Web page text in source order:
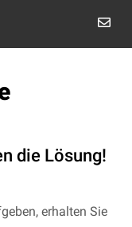
die Lösung!
erhalten Sie